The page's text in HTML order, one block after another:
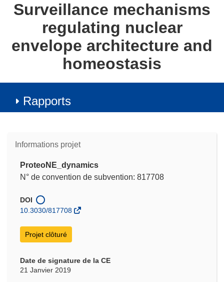
Surveillance mechanisms
regulating nuclear
envelope architecture and
homeostasis
Rapports
Informations projet
ProteoNE_dynamics
N° de convention de subvention: 817708
DOI
10.3030/817708
Projet clôturé
Date de signature de la CE
21 Janvier 2019